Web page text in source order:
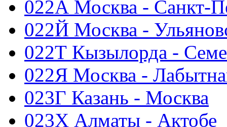
022А Москва - Санкт-
022Й Москва -
022Т Кызылорда -
022Я Москва -
023Г Казань - Москва
023Х Алматы - Актобе